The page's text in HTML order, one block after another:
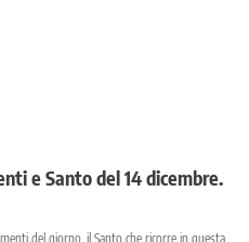
e Santo del 14 dicembre.
del giorno, il Santo che ricorre in questa